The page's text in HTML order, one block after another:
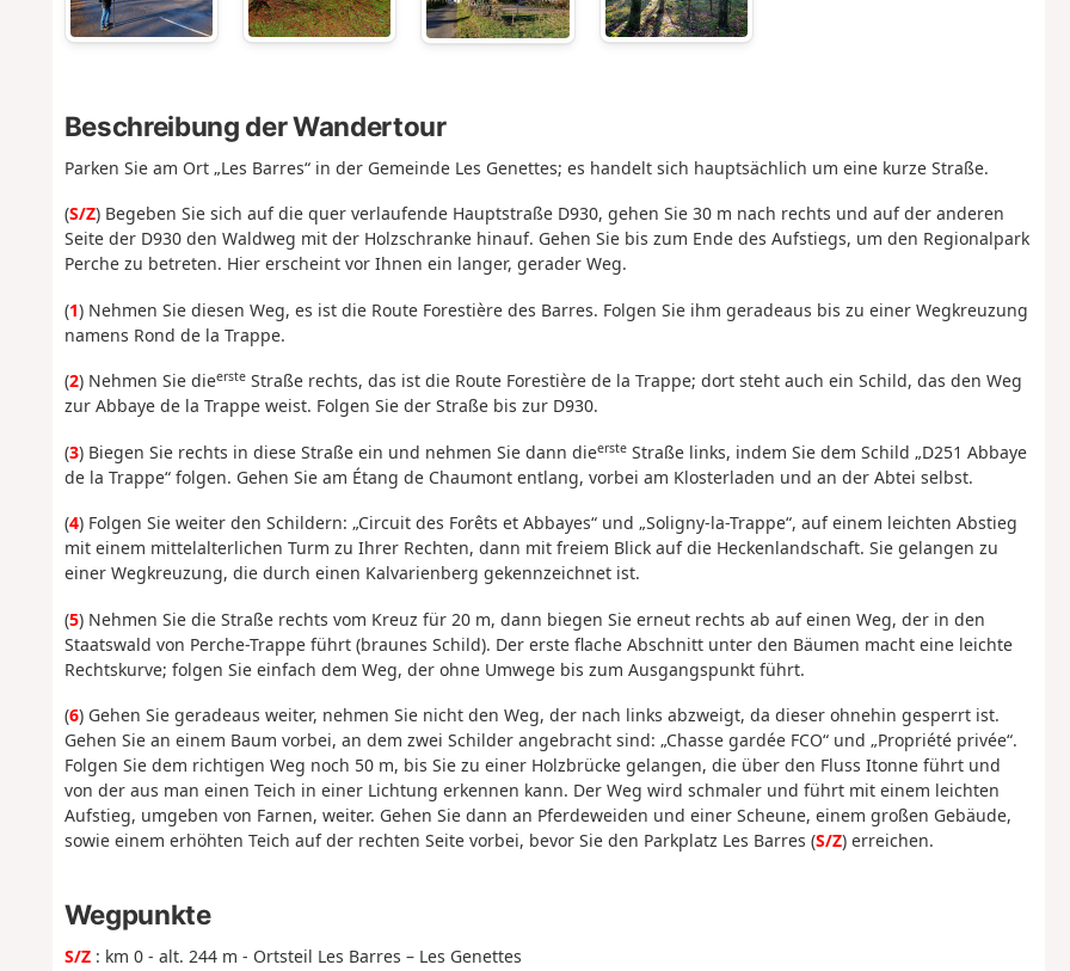
Beschreibung der Wandertour
Parken Sie am Ort „Les Barres“ in der Gemeinde Les Genettes; es handelt sich hauptsächlich um eine kurze Straße.
(S/Z) Begeben Sie sich auf die quer verlaufende Hauptstraße D930, gehen Sie 30 m nach rechts und auf der anderen
Seite der D930 den Waldweg mit der Holzschranke hinauf. Gehen Sie bis zum Ende des Aufstiegs, um den Regionalpark
Perche zu betreten. Hier erscheint vor Ihnen ein langer, gerader Weg.
(1) Nehmen Sie diesen Weg, es ist die Route Forestière des Barres. Folgen Sie ihm geradeaus bis zu einer Wegkreuzung
namens Rond de la Trappe.
(2) Nehmen Sie dieersteStraße rechts, das ist die Route Forestière de la Trappe; dort steht auch ein Schild, das den Weg
zur Abbaye de la Trappe weist. Folgen Sie der Straße bis zur D930.
(3) Biegen Sie rechts in diese Straße ein und nehmen Sie dann dieersteStraße links, indem Sie dem Schild „D251 Abbaye
de la Trappe“ folgen. Gehen Sie am Étang de Chaumont entlang, vorbei am Klosterladen und an der Abtei selbst.
(4) Folgen Sie weiter den Schildern: „Circuit des Forêts et Abbayes“ und „Soligny-la-Trappe“, auf einem leichten Abstieg
mit einem mittelalterlichen Turm zu Ihrer Rechten, dann mit freiem Blick auf die Heckenlandschaft. Sie gelangen zu
einer Wegkreuzung, die durch einen Kalvarienberg gekennzeichnet ist.
(5) Nehmen Sie die Straße rechts vom Kreuz für 20 m, dann biegen Sie erneut rechts ab auf einen Weg, der in den
Staatswald von Perche-Trappe führt (braunes Schild). Der erste flache Abschnitt unter den Bäumen macht eine leichte
Rechtskurve; folgen Sie einfach dem Weg, der ohne Umwege bis zum Ausgangspunkt führt.
(6) Gehen Sie geradeaus weiter, nehmen Sie nicht den Weg, der nach links abzweigt, da dieser ohnehin gesperrt ist.
Gehen Sie an einem Baum vorbei, an dem zwei Schilder angebracht sind: „Chasse gardée FCO“ und „Propriété privée“.
Folgen Sie dem richtigen Weg noch 50 m, bis Sie zu einer Holzbrücke gelangen, die über den Fluss Itonne führt und
von der aus man einen Teich in einer Lichtung erkennen kann. Der Weg wird schmaler und führt mit einem leichten
Aufstieg, umgeben von Farnen, weiter. Gehen Sie dann an Pferdeweiden und einer Scheune, einem großen Gebäude,
sowie einem erhöhten Teich auf der rechten Seite vorbei, bevor Sie den Parkplatz Les Barres (S/Z) erreichen.
Wegpunkte
S/Z: km 0 - alt. 244 m - Ortsteil Les Barres – Les Genettes